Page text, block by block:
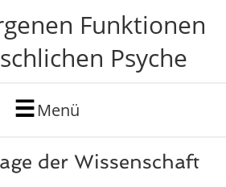
Funktionen
Psyche
Menü
der Wissenschaft